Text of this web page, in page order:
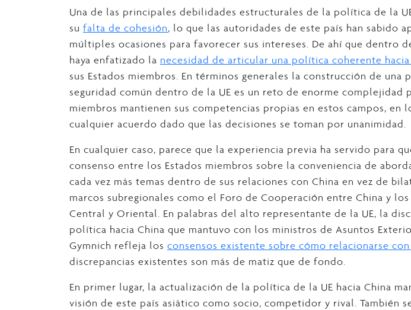
Una de las principales debilidades estructurales de la política de la
su falta de cohesión, lo que las autoridades de este país han sabido
múltiples ocasiones para favorecer sus intereses. De ahí que dentro
haya enfatizado la necesidad de articular una política coherente hacia
sus Estados miembros. En términos generales la construcción de
seguridad común dentro de la UE es un reto de enorme complejidad
miembros mantienen sus competencias propias en estos campos, en
cualquier acuerdo dado que las decisiones se toman por unanimidad.
En cualquier caso, parece que la experiencia previa ha servido para
consenso entre los Estados miembros sobre la conveniencia de
cada vez más temas dentro de sus relaciones con China en vez de
marcos subregionales como el Foro de Cooperación entre China y los
Central y Oriental. En palabras del alto representante de la UE, la
política hacia China que mantuvo con los ministros de Asuntos
Gymnich refleja los consensos existente sobre cómo relacionarse
discrepancias existentes son más de matiz que de fondo.
En primer lugar, la actualización de la política de la UE hacia China
visión de este país asiático como socio, competidor y rival. También